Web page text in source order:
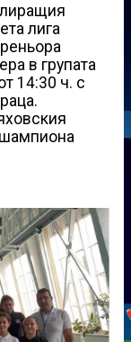
лига
в групата
14:30 ч. с